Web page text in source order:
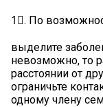
1⃣. По
выделите
невозможно, то
расстоянии от
ограничьте
одному члену